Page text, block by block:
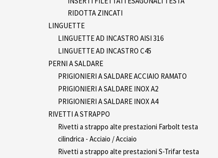
RIDOTTA ZINCATI
LINGUETTE
LINGUETTE AD INCASTRO AISI 316
LINGUETTE AD INCASTRO C45
PERNI A SALDARE
PRIGIONIERI A SALDARE ACCIAIO RAMATO
PRIGIONIERI A SALDARE INOX A2
PRIGIONIERI A SALDARE INOX A4
RIVETTI A STRAPPO
Rivetti a strappo alte prestazioni Farbolt testa
cilindrica - Acciaio / Acciaio
Rivetti a strappo alte prestazioni S-Trifar testa